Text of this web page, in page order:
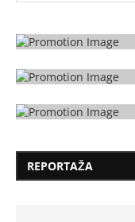
REPORTAŽA